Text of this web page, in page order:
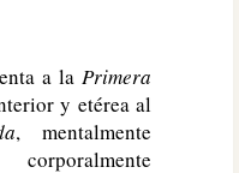
a la Primera
y etérea al
, mentalmente